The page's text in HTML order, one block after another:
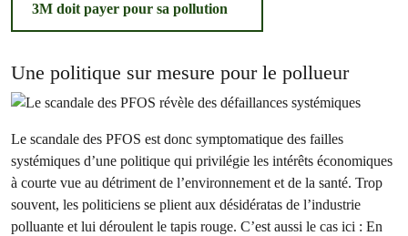
3M doit payer pour sa pollution
Une politique sur mesure pour le pollueur
Le scandale des PFOS est donc symptomatique des failles
systémiques d’une politique qui privilégie les intérêts économiques
à courte vue au détriment de l’environnement et de la santé. Trop
souvent, les politiciens se plient aux désidératas de l’industrie
polluante et lui déroulent le tapis rouge. C’est aussi le cas ici : En